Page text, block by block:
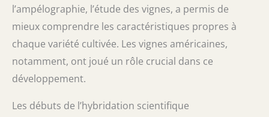
l’ampélographie, l’étude des vignes, a permis de
mieux comprendre les caractéristiques propres à
chaque variété cultivée. Les vignes américaines,
notamment, ont joué un rôle crucial dans ce
développement.
Les débuts de l’hybridation scientifique